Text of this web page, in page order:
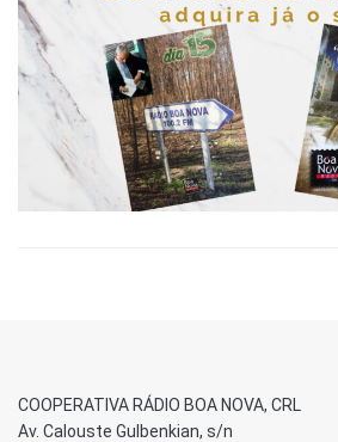
COOPERATIVA RÁDIO BOA NOVA, CRL
Av. Calouste Gulbenkian, s/n